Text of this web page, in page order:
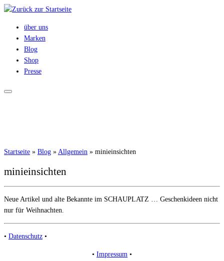
Zum
springenüber uns
Marken
Blog
Shop
Presse
Startseite » Blog » Allgemein » minieinsichten
minieinsichten
Neue Artikel und alte Bekannte im SCHAUPLATZ … Geschenkideen nicht
nur für Weihnachten.
• Datenschutz •
• Impressum •